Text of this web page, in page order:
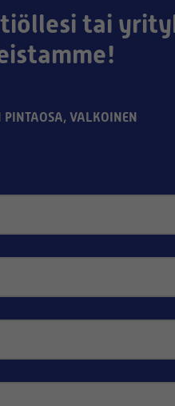
tai
VALKOINEN